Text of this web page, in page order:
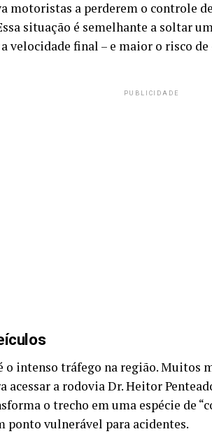
motoristas a perderem o controle
situação é semelhante a soltar
velocidade final – e maior o risco de
PUBLICIDADE
intenso tráfego na região. Muitos
a rodovia Dr. Heitor
o trecho em uma espécie de
ponto vulnerável para acidentes.